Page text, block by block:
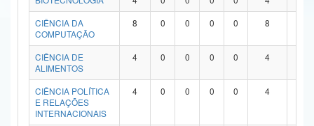
Banco Central do Brasil
CIÊNCIA DA
COMPUTAÇÃO
8 0 0 0 0 8
CIÊNCIA DE
ALIMENTOS
4 0 0 0 0 4
CIÊNCIA POLÍTICA
E RELAÇÕES
INTERNACIONAIS
4 0 0 0 0 4